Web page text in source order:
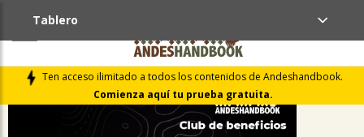
Ten acceso ilimitado a todos los contenidos de Andeshandbook.
Comienza aquí tu prueba gratuita.
Tablero